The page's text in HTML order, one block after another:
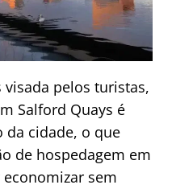
pelos turistas,
Salford Quays é
da cidade, o que
de hospedagem em
sem